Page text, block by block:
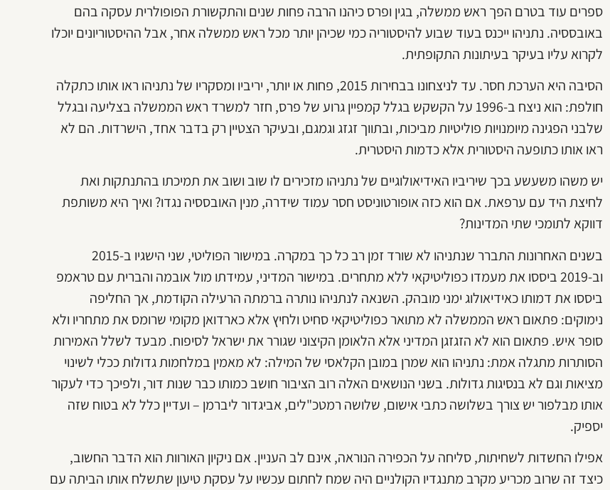
ספרים עוד בטרם הפך ראש ממשלה, בגין ופרס כיהנו הרבה פחות שנים והתקשורת הפופולרית עסקה בהם
באובססיה. נתניהו ייכנס בעוד שבוע להיסטוריה כמי שכיהן יותר מכל ראש ממשלה אחר, אבל ההיסטוריונים יוכלו
לקרוא עליו בעיקר בעיתונות התקופתית.
הסיבה היא הערכת חסר. עד לניצחונו בבחירות 2015, פחות או יותר, יריביו ומסקריו של נתניהו ראו אותו כתקלה
חולפת: הוא ניצח ב-1996 על הקשקש בגלל קמפיין גרוע של פרס, חזר למשרד ראש הממשלה בצליעה ובגלל
שלבני הפגינה מיומנויות פוליטיות מביכות, ובתווך זגזג וגמגם, ובעיקר הצטיין רק בדבר אחד, הישרדות. הם לא
ראו אותו כתופעה היסטורית אלא כדמות היסטרית.
יש משהו משעשע בכך שיריביו האידיאולוגיים של נתניהו מזכירים לו שוב ושוב את תמיכתו בהתנתקות ואת
לחיצת היד עם ערפאת. אם הוא כזה אופורטוניסט חסר עמוד שידרה, מנין האובססיה נגדו? ואיך היא משותפת
דווקא לתומכי שתי המדינות?
בשנים האחרונות התברר שנתניהו לא שורד זמן רב כל כך במקרה. במישור הפוליטי, שני הישגיו ב-2015
וב-2019 ביססו את מעמדו כפוליטיקאי ללא מתחרים. במישור המדיני, עמידתו מול אובמה והברית עם טראמפ
ביססו את דמותו כאידיאולוג ימני מובהק. השנאה לנתניהו נותרה ברמתה הרעילה הקודמת, אך החליפה
נימוקים: פתאום ראש הממשלה לא מתואר כפוליטיקאי סחיט ולחיץ אלא כארדואן מקומי שרומס את מתחריו ולא
סופר איש. פתאום הוא לא הזגזגן המדיני אלא הלאומן הקיצוני שגורר את ישראל לסיפוח. מבעד לשלל האמירות
הסותרות מתגלה אמת: נתניהו הוא שמרן במובן הקלאסי של המילה: לא מאמין במלחמות גדולות ככלי לשינוי
מציאות וגם לא בנסיגות גדולות. בשני הנושאים האלה רוב הציבור חושב כמותו כבר שנות דור, ולפיכך כדי לעקור
אותו מבלפור יש צורך בשלושה כתבי אישום, שלושה רמטכ"לים, אביגדור ליברמן – ועדיין כלל לא בטוח שזה
יספיק.
אפילו החשדות לשחיתות, סליחה על הכפירה הנוראה, אינם לב העניין. אם ניקיון האורוות הוא הדבר החשוב,
כיצד זה שרוב מכריע מקרב מתנגדיו הקולניים היה שמח לחתום עכשיו על עסקת טיעון שתשלח אותו הביתה עם